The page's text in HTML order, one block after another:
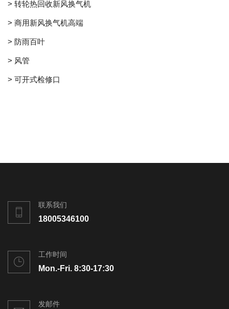
> 转轮热回收新风换气机
> 商用新风换气机高端
> 防雨百叶
> 风管
> 可开式检修口
联系我们
18005346100
工作时间
Mon.-Fri. 8:30-17:30
发邮件